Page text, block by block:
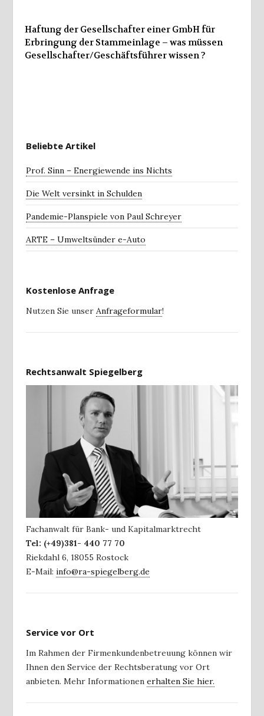
Haftung der Gesellschafter einer GmbH für
Erbringung der Stammeinlage – was müssen
Gesellschafter/Geschäftsführer wissen ?
Beliebte Artikel
Prof. Sinn – Energiewende ins Nichts
Die Welt versinkt in Schulden
Pandemie-Planspiele von Paul Schreyer
ARTE – Umweltsünder e-Auto
Kostenlose Anfrage
Nutzen Sie unser Anfrageformular!
Rechtsanwalt Spiegelberg
Fachanwalt für Bank- und Kapitalmarktrecht
Tel: (+49)381- 440 77 70
Riekdahl 6, 18055 Rostock
E-Mail: info@ra-spiegelberg.de
Service vor Ort
Im Rahmen der Firmenkundenbetreuung können wir
Ihnen den Service der Rechtsberatung vor Ort
anbieten. Mehr Informationen erhalten Sie hier.